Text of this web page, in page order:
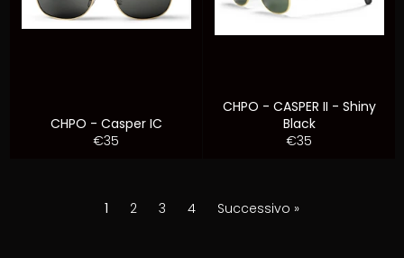
CHPO - Casper IC
Prezzo
€35
CHPO - CASPER II - Shiny
Black
Prezzo
€35
1 2 3 4 Successivo »